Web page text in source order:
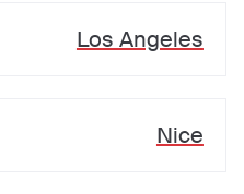
Los Angeles
Nice